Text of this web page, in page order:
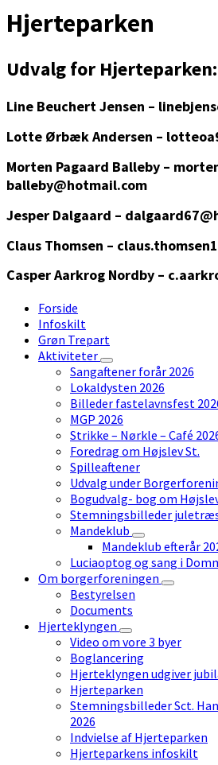
Hjerteparken
Udvalg for Hjerteparken:
Line Beuchert Jensen –
Lotte Ørbæk Andersen –
Morten Pagaard Balleby –
balleby@hotmail.com
Jesper Dalgaard –
Claus Thomsen –
Casper Aarkrog Nordby –
Forside
Infoskilt
Grøn Trepart
Aktiviteter
Sangaftener forår 2026
Lokaldysten 2026
Billeder fastelavnsfest
MGP 2026
Strikke – Nørkle – Café
Foredrag om Højslev St.
Spilleaftener
Udvalg under
Bogudvalg- bog om
Stemningsbilleder
Mandeklub
Mandeklub efterår
Luciaoptog og sang i
Om borgerforeningen
Bestyrelsen
Documents
Hjerteklyngen
Video om vore 3 byer
Boglancering
Hjerteklyngen udgiver
Hjerteparken
Stemningsbilleder Sct.
2026
Indvielse af Hjerteparken
Hjerteparkens infoskilt